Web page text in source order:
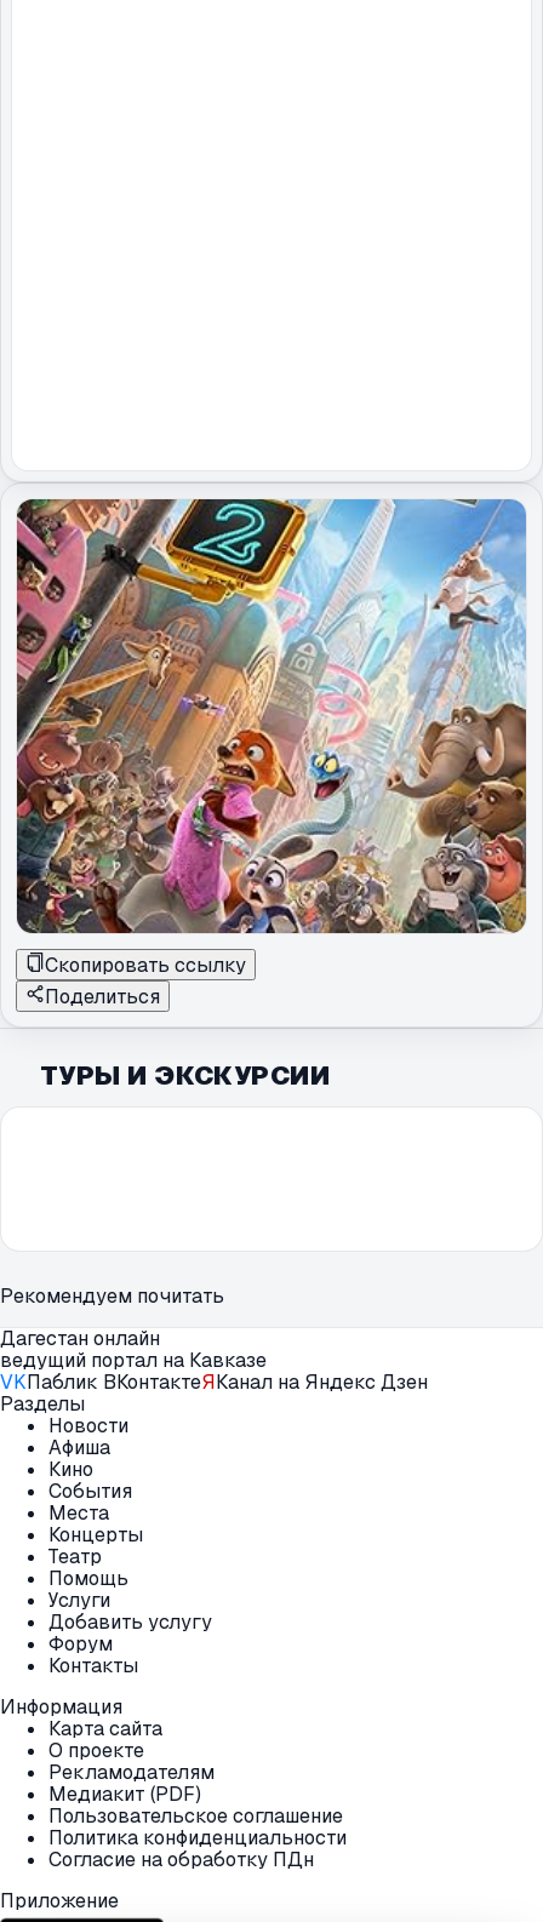
Скопировать ссылку
Поделиться
ТУРЫ И ЭКСКУРСИИ
Рекомендуем почитать
Дагестан онлайн
ведущий портал на Кавказе
VKПаблик ВКонтактеЯКанал на Яндекс Дзен
Разделы
Новости
Афиша
Кино
События
Места
Концерты
Театр
Помощь
Услуги
Добавить услугу
Форум
Контакты
Информация
Карта сайта
О проекте
Рекламодателям
Медиакит (PDF)
Пользовательское соглашение
Политика конфиденциальности
Согласие на обработку ПДн
Приложение